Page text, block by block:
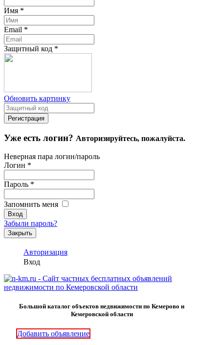
Имя *
Email *
Защитный код *
Обновить картинку
Уже есть логин? Авторизируйтесь, пожалуйста.
Неверная пара логин/пароль
Логин *
Пароль *
Запомнить меня
Забыли пароль?
Закрыть
Авторизация
Вход
Большой каталог объектов недвижимости по Кемерово и
Кемеровской области
Добавить объявление